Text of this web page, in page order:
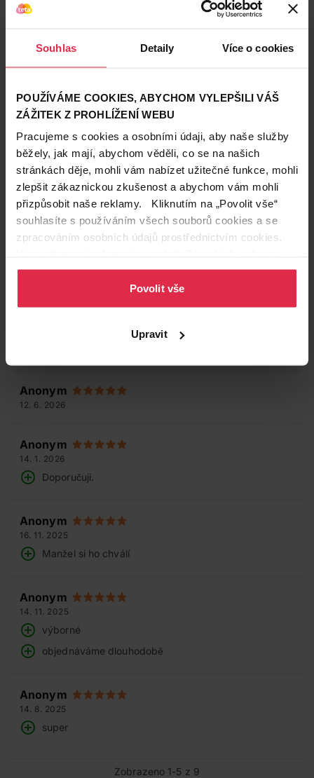
Souhlas Detaily Více o cookies
POUŽÍVÁME COOKIES, ABYCHOM VYLEPŠILI VÁŠ
ZÁŽITEK Z PROHLÍŽENÍ WEBU
Pracujeme s cookies a osobními údaji, aby naše služby
běžely, jak mají, abychom věděli, co se na našich
stránkách děje, mohli vám nabízet užitečné funkce, mohli
zlepšit zákaznickou zkušenost a abychom vám mohli
přizpůsobit naše reklamy. Kliknutím na „Povolit vše“
souhlasíte s používáním všech souborů cookies a se
zpracováním osobních údajů prostřednictvím cookies.
osobních údajů.
Povolit vše
Upravit
Hodnocení produktu(9)
5/ 5
Anonym
12. 6. 2026
Anonym
14. 1. 2026
Doporučuji.
Anonym
16. 11. 2025
Manžel si ho chválí
Anonym
14. 11. 2025
výborné
objednáváme dlouhodobě
Anonym
14. 8. 2025
super
Zobrazeno 1-5 z 9